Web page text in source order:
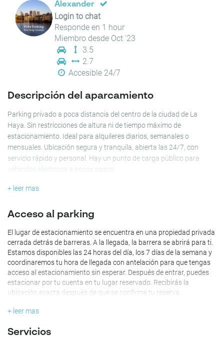
Alexander
Login to chat
Responde en 1 hour
Miembro desde Oct '23
3.5
2.7
Accesible 24/7
Descripción del aparcamiento
Parking privado a poca distancia del centro de la ciudad de La
Haya. Sin restricciones de altura ni de tiempo máximo de
estacionamiento. Ideal para alquileres diarios, semanales o
mensuales. Ubicación segura y tranquila, abierta las 24/7, con
servicio rápido y personal. Hay un punto de carga público para
vehículos eléctricos a pocos pasos.
+ leer mas
Acceso al parking
El lugar de estacionamiento se encuentra en una propiedad privada
cerrada detrás de barreras. A la llegada, la barrera se abrirá para ti.
Estamos disponibles las 24 horas del día, los 7 días de la semana y
coordinaremos tu hora de llegada con antelación para que tengas
acceso al estacionamiento sin esperar. Después de entrar, puedes
estacionar por tu cuenta en tu lugar reservado. Recibirás la
ubicación exacta después de que se confirme tu reserva.
+ leer mas
Servicios